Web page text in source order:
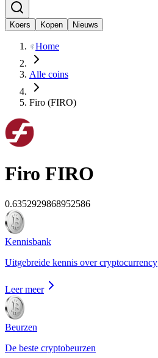
Koers Kopen Nieuws
Home
Alle coins
Firo (FIRO)
Firo FIRO
0.6352929868952586
Kennisbank
Uitgebreide kennis over cryptocurrency
Leer meer
Beurzen
De beste cryptobeurzen